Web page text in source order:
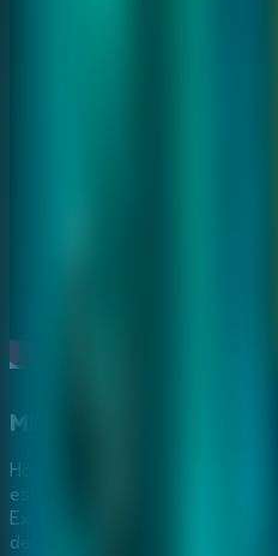
Misterio em uma mansao
House 23 Escape acontece em
estranha, onde cada sala
Explore interiores antigos,
detalhes que podem indicar